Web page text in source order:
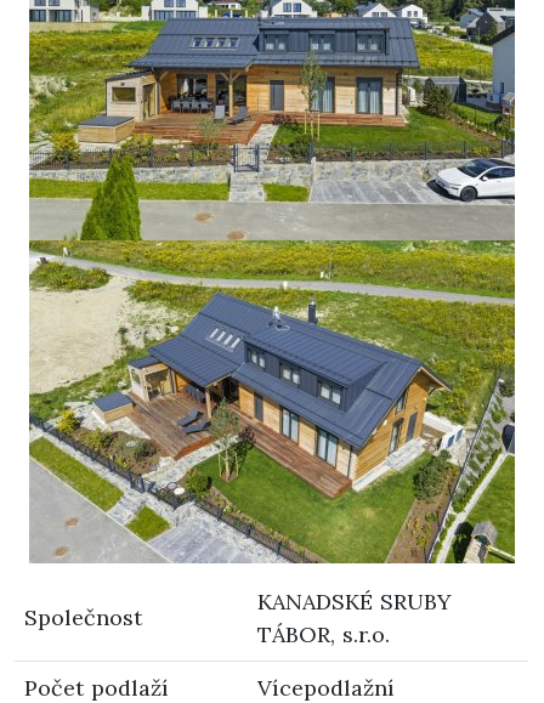
Společnost
KANADSKÉ SRUBY
TÁBOR, s.r.o.
Počet podlaží
Vícepodlažní